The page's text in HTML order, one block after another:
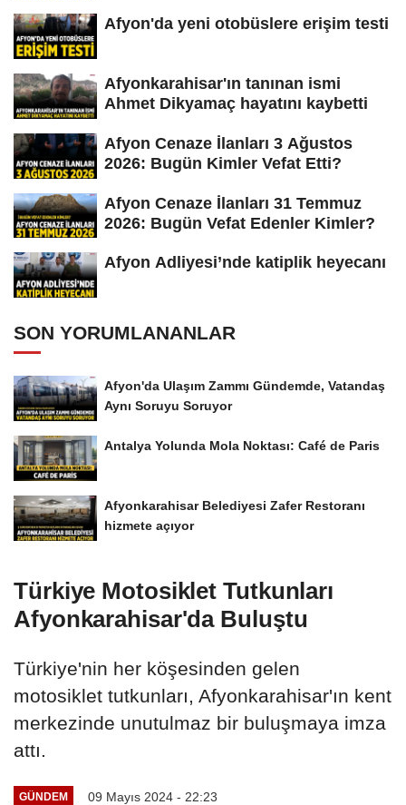
Afyon'da yeni otobüslere erişim testi
Afyonkarahisar'ın tanınan ismi
Ahmet Dikyamaç hayatını kaybetti
Afyon Cenaze İlanları 3 Ağustos
2026: Bugün Kimler Vefat Etti?
Afyon Cenaze İlanları 31 Temmuz
2026: Bugün Vefat Edenler Kimler?
Afyon Adliyesi’nde katiplik heyecanı
SON YORUMLANANLAR
Afyon'da Ulaşım Zammı Gündemde, Vatandaş
Aynı Soruyu Soruyor
Antalya Yolunda Mola Noktası: Café de Paris
Afyonkarahisar Belediyesi Zafer Restoranı
hizmete açıyor
Türkiye Motosiklet Tutkunları
Afyonkarahisar'da Buluştu
Türkiye'nin her köşesinden gelen
motosiklet tutkunları, Afyonkarahisar'ın kent
merkezinde unutulmaz bir buluşmaya imza
attı.
GÜNDEM 09 Mayıs 2024 - 22:23